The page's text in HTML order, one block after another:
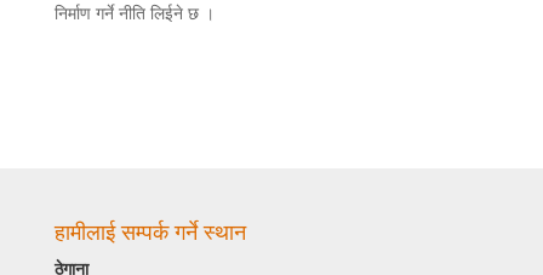
निर्माण गर्ने नीति लिईने छ ।
हामीलाई सम्पर्क गर्ने स्थान
ठेगाना